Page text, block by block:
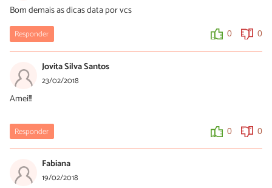
Bom demais as dicas data por vcs
Responder 0 0
Jovita Silva Santos
23/02/2018
Amei!!!
Responder 0 0
Fabiana
19/02/2018